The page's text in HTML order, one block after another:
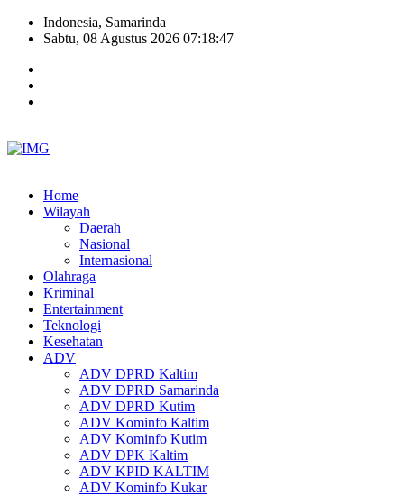
Indonesia, Samarinda
Sabtu, 08 Agustus 2026 07:18:47
Home
Wilayah
Daerah
Nasional
Internasional
Olahraga
Kriminal
Entertainment
Teknologi
Kesehatan
ADV
ADV DPRD Kaltim
ADV DPRD Samarinda
ADV DPRD Kutim
ADV Kominfo Kaltim
ADV Kominfo Kutim
ADV DPK Kaltim
ADV KPID KALTIM
ADV Kominfo Kukar